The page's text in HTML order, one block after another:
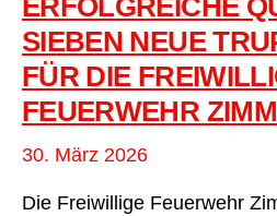
SIEBEN NEUE
FÜR DIE
FEUERWEHR
30. März 2026
Die Freiwillige Feuerwehr